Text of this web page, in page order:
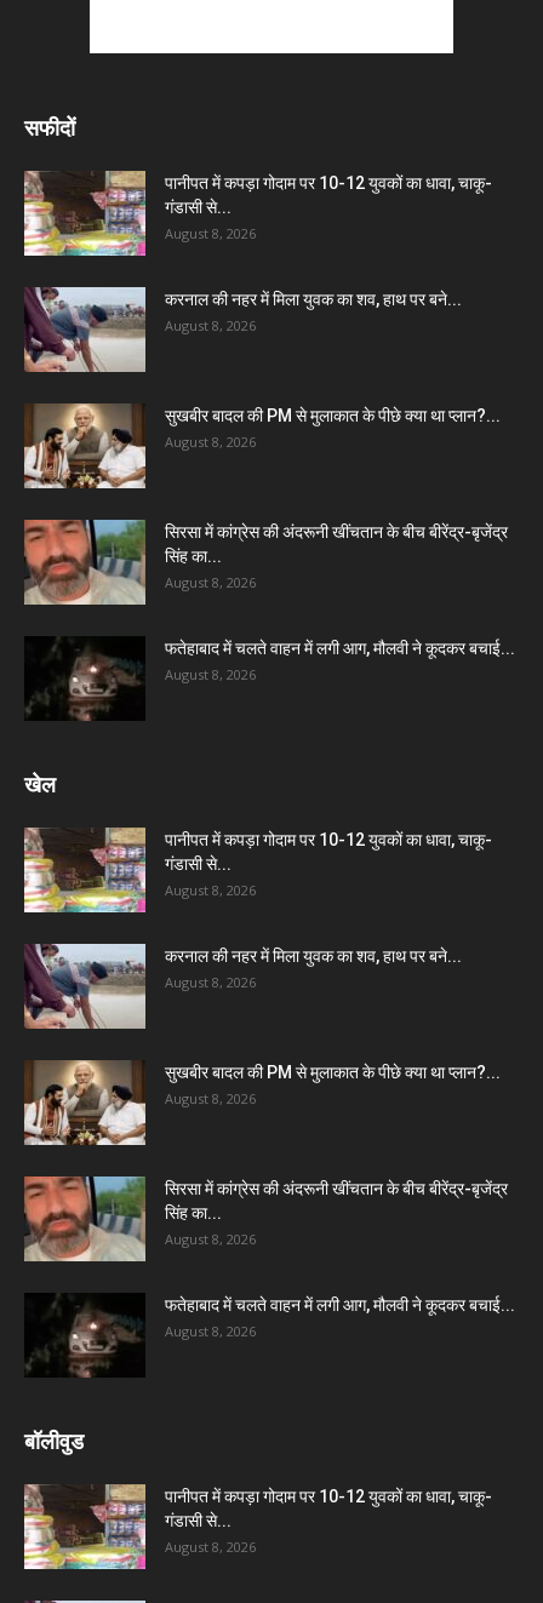
सफीदों
पानीपत में कपड़ा गोदाम पर 10-12 युवकों का धावा, चाकू-
गंडासी से...
August 8, 2026
करनाल की नहर में मिला युवक का शव, हाथ पर बने...
August 8, 2026
सुखबीर बादल की PM से मुलाकात के पीछे क्या था प्लान?...
August 8, 2026
सिरसा में कांग्रेस की अंदरूनी खींचतान के बीच बीरेंद्र-बृजेंद्र
सिंह का...
August 8, 2026
फतेहाबाद में चलते वाहन में लगी आग, मौलवी ने कूदकर बचाई...
August 8, 2026
खेल
पानीपत में कपड़ा गोदाम पर 10-12 युवकों का धावा, चाकू-
गंडासी से...
August 8, 2026
करनाल की नहर में मिला युवक का शव, हाथ पर बने...
August 8, 2026
सुखबीर बादल की PM से मुलाकात के पीछे क्या था प्लान?...
August 8, 2026
सिरसा में कांग्रेस की अंदरूनी खींचतान के बीच बीरेंद्र-बृजेंद्र
सिंह का...
August 8, 2026
फतेहाबाद में चलते वाहन में लगी आग, मौलवी ने कूदकर बचाई...
August 8, 2026
बॉलीवुड
पानीपत में कपड़ा गोदाम पर 10-12 युवकों का धावा, चाकू-
गंडासी से...
August 8, 2026